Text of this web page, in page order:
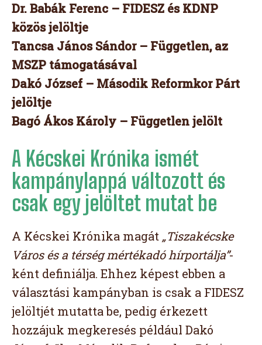
Dr. Babák Ferenc – FIDESZ és KDNP
közös jelöltje
Tancsa János Sándor – Független, az
MSZP támogatásával
Dakó József – Második Reformkor Párt
jelöltje
Bagó Ákos Károly – Független jelölt
A Kécskei Krónika ismét
kampánylappá változott és
csak egy jelöltet mutat be
A Kécskei Krónika magát „Tiszakécske
Város és a térség mértékadó hírportálja”-
ként definiálja. Ehhez képest ebben a
választási kampányban is csak a FIDESZ
jelöltjét mutatta be, pedig érkezett
hozzájuk megkeresés például Dakó